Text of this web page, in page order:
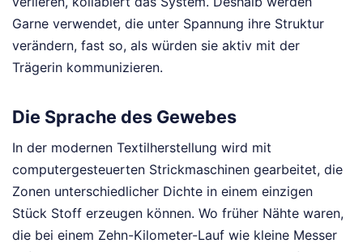
Garne verwendet, die unter Spannung ihre Struktur
verändern, fast so, als würden sie aktiv mit der
Trägerin kommunizieren.
Die Sprache des Gewebes
In der modernen Textilherstellung wird mit
computergesteuerten Strickmaschinen gearbeitet, die
Zonen unterschiedlicher Dichte in einem einzigen
Stück Stoff erzeugen können. Wo früher Nähte waren,
die bei einem Zehn-Kilometer-Lauf wie kleine Messer